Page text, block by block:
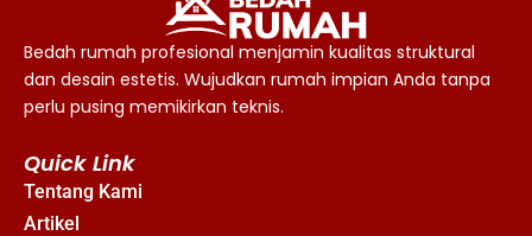
Bedah rumah profesional menjamin kualitas struktural
dan desain estetis. Wujudkan rumah impian Anda tanpa
perlu pusing memikirkan teknis.
Quick Link
Tentang Kami
Artikel